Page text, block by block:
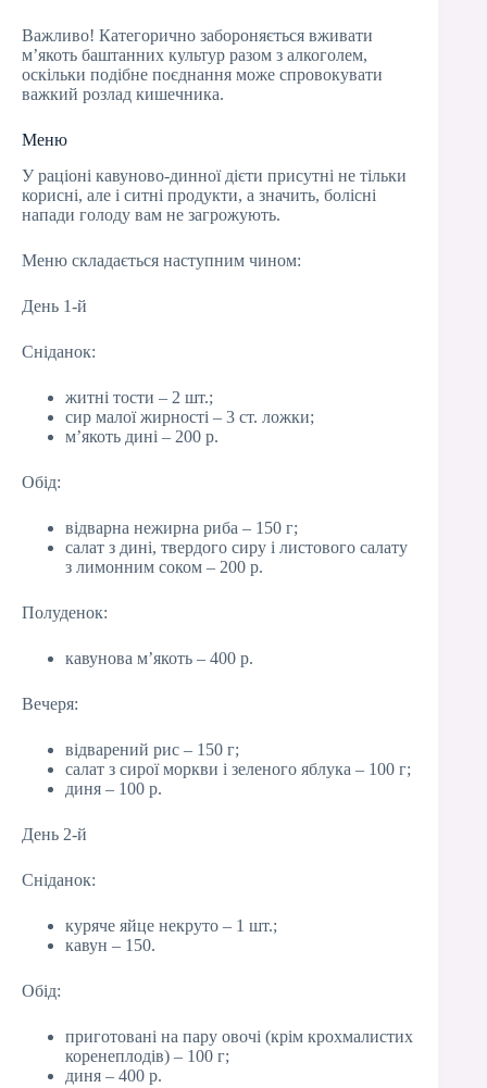
Важливо! Категорично забороняється вживати
м’якоть баштанних культур разом з алкоголем,
оскільки подібне поєднання може спровокувати
важкий розлад кишечника.
Меню
У раціоні кавуново-динної дієти присутні не тільки
корисні, але і ситні продукти, а значить, болісні
напади голоду вам не загрожують.
Меню складається наступним чином:
День 1-й
Сніданок:
житні тости – 2 шт.;
сир малої жирності – 3 ст. ложки;
м’якоть дині – 200 р.
Обід:
відварна нежирна риба – 150 г;
салат з дині, твердого сиру і листового салату
з лимонним соком – 200 р.
Полуденок:
кавунова м’якоть – 400 р.
Вечеря:
відварений рис – 150 г;
салат з сирої моркви і зеленого яблука – 100 г;
диня – 100 р.
День 2-й
Сніданок:
куряче яйце некруто – 1 шт.;
кавун – 150.
Обід:
приготовані на пару овочі (крім крохмалистих
коренеплодів) – 100 г;
диня – 400 р.